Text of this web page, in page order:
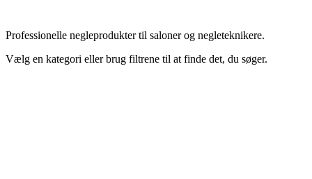
Professionelle negleprodukter til saloner og negleteknikere.
Vælg en kategori eller brug filtrene til at finde det, du søger.